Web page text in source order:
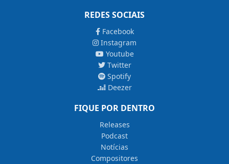
REDES SOCIAIS
Facebook
Instagram
Youtube
Twitter
Spotify
Deezer
FIQUE POR DENTRO
Releases
Podcast
Notícias
Compositores